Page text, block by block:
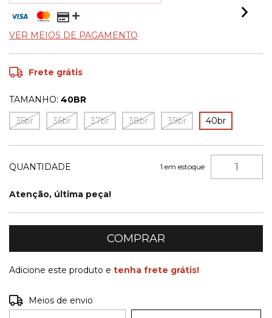
VER MEIOS DE PAGAMENTO
Frete grátis
TAMANHO: 40BR
35br
36br 37br 38br 39br 40br
QUANTIDADE 1 em estoque
Atenção, última peça!
Adicione este produto e tenha frete grátis!
Entregas para o CEP:
Meios de envio